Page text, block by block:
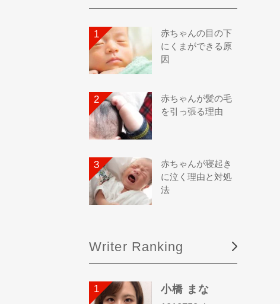
赤ちゃんの目の下
にくまができる原
因
赤ちゃんが髪の毛
を引っ張る理由
赤ちゃんが寝起き
に泣く理由と対処
法
Writer Ranking
小橋 まな